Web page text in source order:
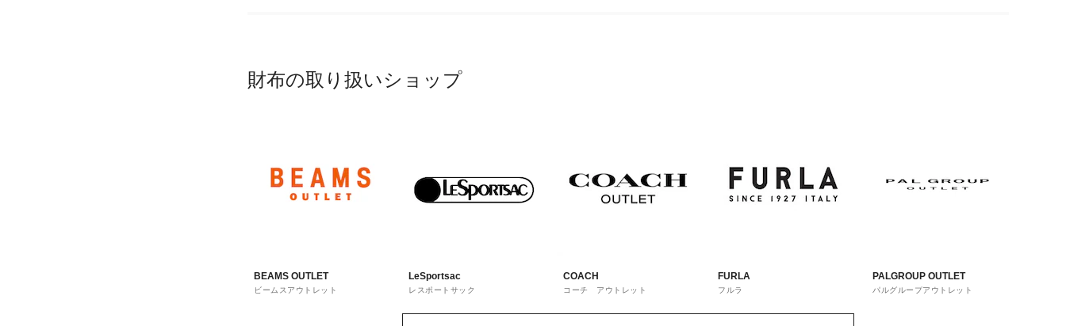
財布の取り扱いショップ
BEAMS OUTLET
ビームスアウトレット
LeSportsac
レスポートサック
COACH
コーチ アウトレット
FURLA
フルラ
PALGROUP OUTLET
パルグループアウトレット